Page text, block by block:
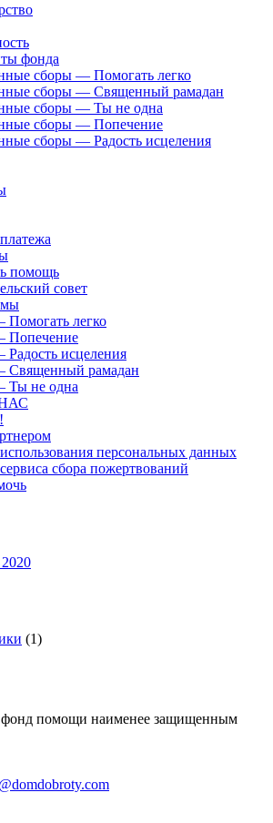
фонда
сборы — Помогать легко
сборы — Священный рамадан
сборы — Ты не одна
сборы — Попечение
сборы — Радость исцеления
помощь
совет
легко
исцеления
рамадан
не одна
персональных данных
сбора пожертвований
(1)
фонд помощи наименее защищенным